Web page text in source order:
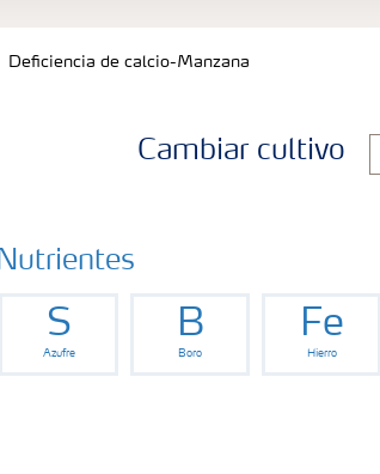
Deficiencia de calcio-Manzana
Cambiar cultivo
Nutrientes
S
Azufre
B
Boro
Fe
Hierro